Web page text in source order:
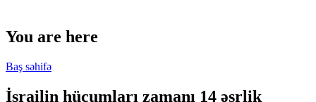
You are here
Baş səhifə
İsrailin hücumları zamanı 14 əsrlik